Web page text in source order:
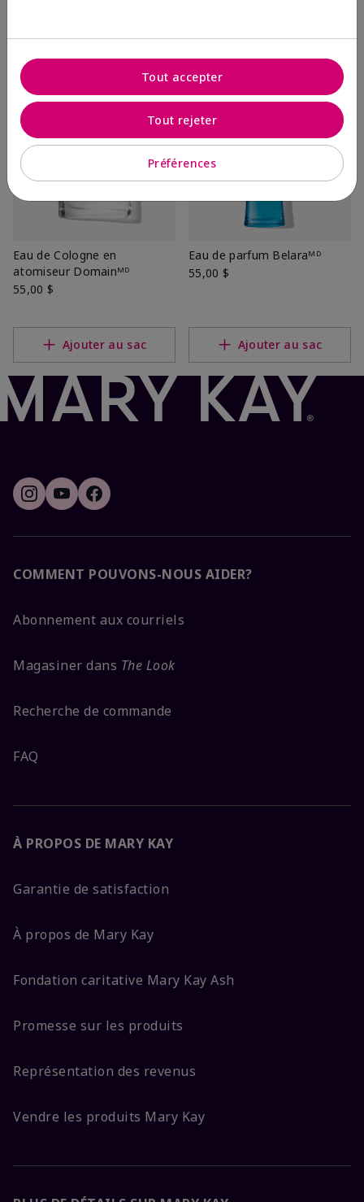
Eau de Cologne en
atomiseur Domainᴹᴰ
55,00 $
Ajouter au sac
Eau de parfum Belaraᴹᴰ
55,00 $
Ajouter au sac
COMMENT POUVONS-NOUS AIDER?
Abonnement aux courriels
Magasiner dans The Look
Recherche de commande
FAQ
À PROPOS DE MARY KAY
Garantie de satisfaction
À propos de Mary Kay
Fondation caritative Mary Kay Ash
Promesse sur les produits
Représentation des revenus
Vendre les produits Mary Kay
Préférences
Tout rejeter
Tout accepter